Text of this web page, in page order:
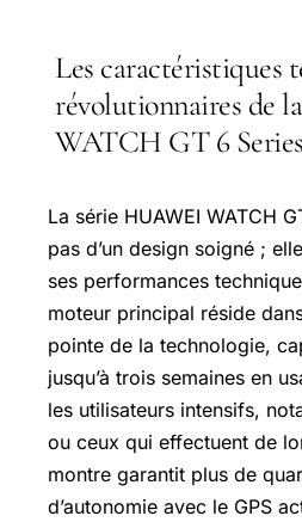
Les caractéristiques
révolutionnaires de
WATCH GT 6 Series
La série HUAWEI WATCH
pas d’un design soigné ;
ses performances
moteur principal réside
pointe de la technologie,
jusqu’à trois semaines en
les utilisateurs intensifs,
ou ceux qui effectuent de
montre garantit plus de
d’autonomie avec le GPS